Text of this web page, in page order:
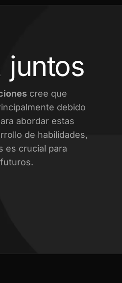
juntos
cree que
debido
abordar estas
de habilidades,
es crucial para